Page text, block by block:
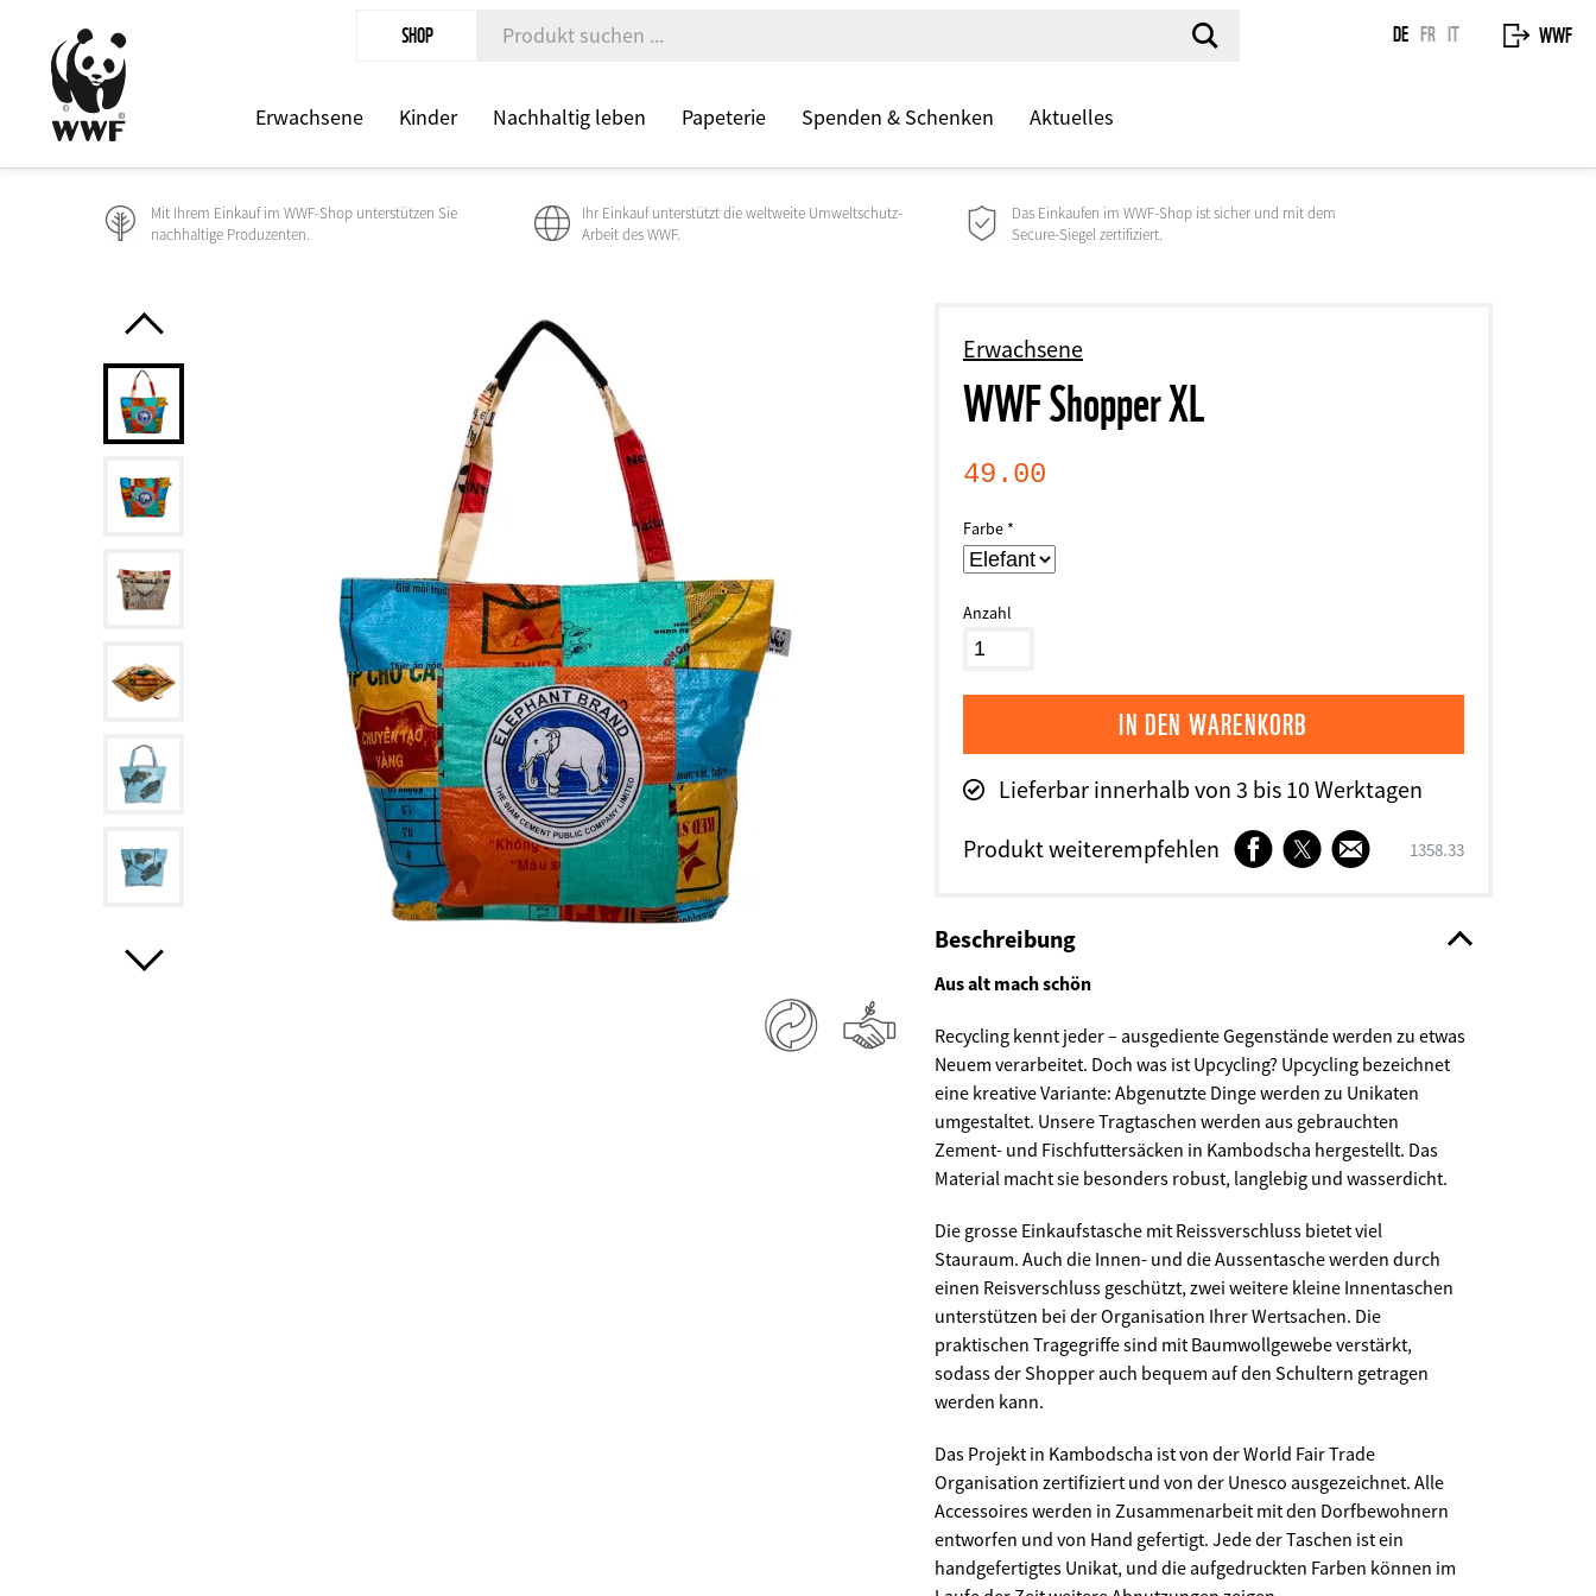
Inhalt
SHOP DE FR IT WWF
Erwachsene Kinder Nachhaltig leben Papeterie Spenden & Schenken Aktuelles
Mit Ihrem Einkauf im WWF-Shop unterstützen Sie
nachhaltige Produzenten.
Ihr Einkauf unterstützt die weltweite Umweltschutz-
Arbeit des WWF.
Das Einkaufen im WWF-Shop ist sicher und mit dem
Secure-Siegel zertifiziert.
Erwachsene
WWF Shopper XL
49.00
Farbe
Anzahl
Lieferbar innerhalb von 3 bis 10 Werktagen
Produkt weiterempfehlen Facebook
Twitter
E-
SKU
1358.33
Beschreibung
Aus alt mach schön
Recycling kennt jeder – ausgediente Gegenstände werden zu etwas
Neuem verarbeitet. Doch was ist Upcycling? Upcycling bezeichnet
eine kreative Variante: Abgenutzte Dinge werden zu Unikaten
umgestaltet. Unsere Tragtaschen werden aus gebrauchten
Zement- und Fischfuttersäcken in Kambodscha hergestellt. Das
Material macht sie besonders robust, langlebig und wasserdicht.
Die grosse Einkaufstasche mit Reissverschluss bietet viel
Stauraum. Auch die Innen- und die Aussentasche werden durch
einen Reisverschluss geschützt, zwei weitere kleine Innentaschen
unterstützen bei der Organisation Ihrer Wertsachen. Die
praktischen Tragegriffe sind mit Baumwollgewebe verstärkt,
sodass der Shopper auch bequem auf den Schultern getragen
werden kann.
Das Projekt in Kambodscha ist von der World Fair Trade
Organisation zertifiziert und von der Unesco ausgezeichnet. Alle
Accessoires werden in Zusammenarbeit mit den Dorfbewohnern
entworfen und von Hand gefertigt. Jede der Taschen ist ein
handgefertigtes Unikat, und die aufgedruckten Farben können im